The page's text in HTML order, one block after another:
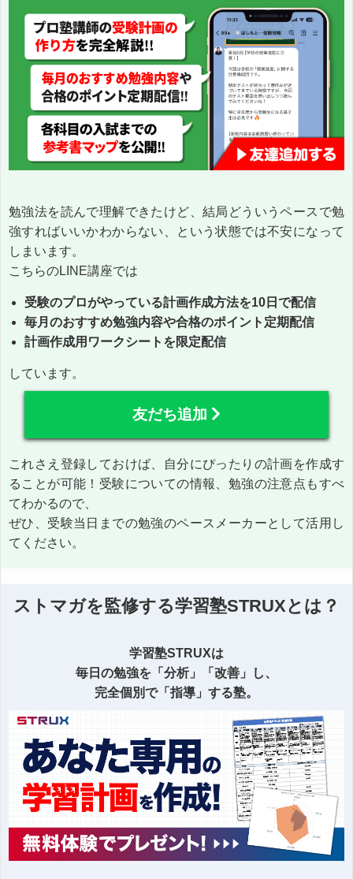
勉強法を読んで理解できたけど、結局どういうペースで勉
強すればいいかわからない、という状態では不安になって
しまいます。
こちらのLINE講座では
受験のプロがやっている計画作成方法を10日で配信
毎月のおすすめ勉強内容や合格のポイント定期配信
計画作成用ワークシートを限定配信
しています。
友だち追加
これさえ登録しておけば、自分にぴったりの計画を作成す
ることが可能！受験についての情報、勉強の注意点もすべ
てわかるので、
ぜひ、受験当日までの勉強のペースメーカーとして活用し
てください。
ストマガを監修する学習塾STRUXとは？
学習塾STRUXは
毎日の勉強を「分析」「改善」し、
完全個別で「指導」する塾。